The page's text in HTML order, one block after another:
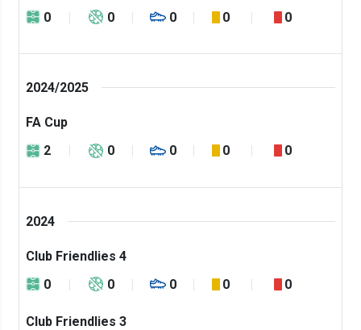
0
0 0 0 0
2024/2025
FA Cup
2
0 0 0 0
2024
Club Friendlies 4
0
0 0 0 0
Club Friendlies 3